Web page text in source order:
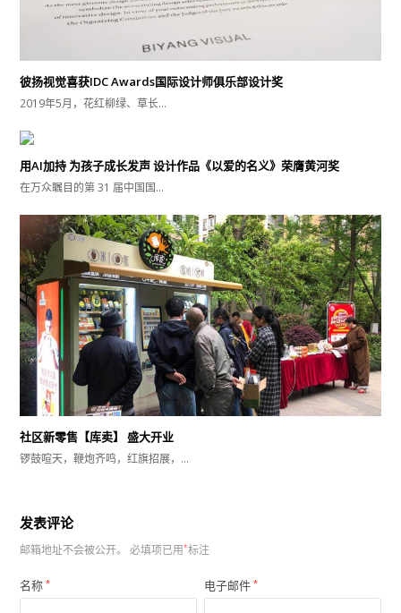
彼扬视觉喜获IDC Awards国际设计师俱乐部设计奖
2019年5月，花红柳绿、草长…
用AI加持 为孩子成长发声 设计作品《以爱的名义》荣膺黄河奖
在万众瞩目的第 31 届中国国…
社区新零售【库卖】 盛大开业
锣鼓喧天，鞭炮齐鸣，红旗招展，…
发表评论
邮箱地址不会被公开。 必填项已用*标注
名称* 电子邮件*